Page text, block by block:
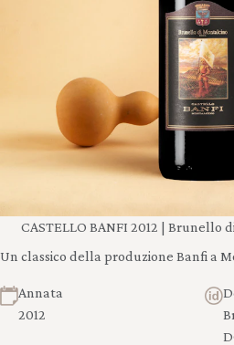
CASTELLO BANFI 2012 | Brunello
Un classico della produzione Banfi a
Annata
2012